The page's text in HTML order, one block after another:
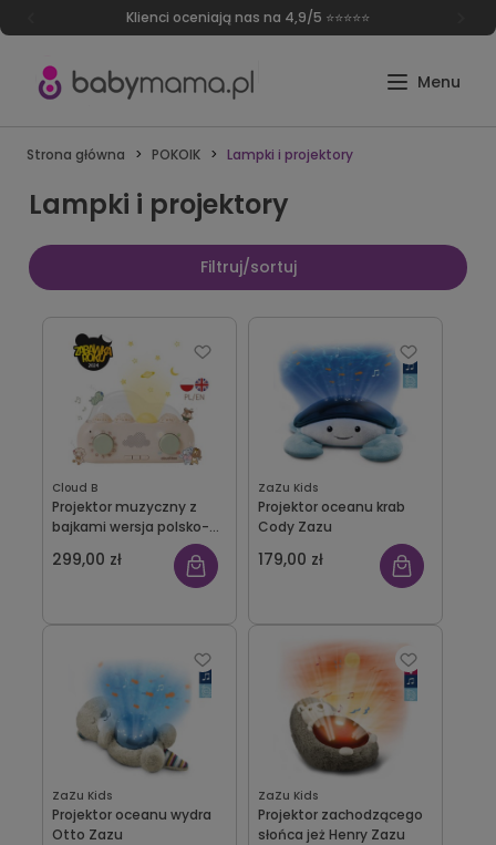
Klienci oceniają nas na 4,9/5 ⭐⭐⭐⭐⭐
Strona główna POKOIK Lampki i projektory
Lampki i projektory
Filtruj/sortuj
Cloud B
Projektor muzyczny z
bajkami wersja polsko-
angielska CloudBox
299,00 zł
ZaZu Kids
Projektor oceanu krab
Cody Zazu
179,00 zł
ZaZu Kids
Projektor oceanu wydra
Otto Zazu
ZaZu Kids
Projektor zachodzącego
słońca jeż Henry Zazu